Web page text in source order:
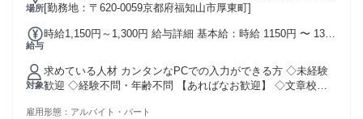
場所分
[勤務地：〒620-0059京都府福知山市厚東町]
給与
時給1,150円～1,300円 給与詳細 基本給：時給 1150円 〜 1300
たい3ヵ月～
対象
求めている人材 カンタンなPCでの入力ができる方 ◇未経験
歓迎 ◇経験不問・年齢不問 【あればなお歓迎】 ◇文章校正
◇子育てがひと段落し、 お仕事復帰したい ◇最近「旅行」は
雇用形態： アルバイト・パート